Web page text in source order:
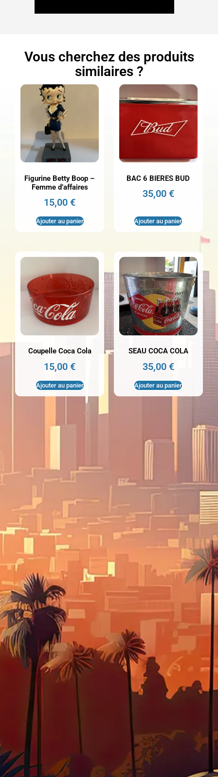
Vous cherchez des produits
similaires ?
Figurine Betty Boop –
Femme d’affaires
15,00€
Ajouter au panier
BAC 6 BIERES BUD
35,00 €
Ajouter au panier
Coupelle Coca Cola
15,00€
Ajouter au panier
SEAU COCA COLA
35,00 €
Ajouter au panier